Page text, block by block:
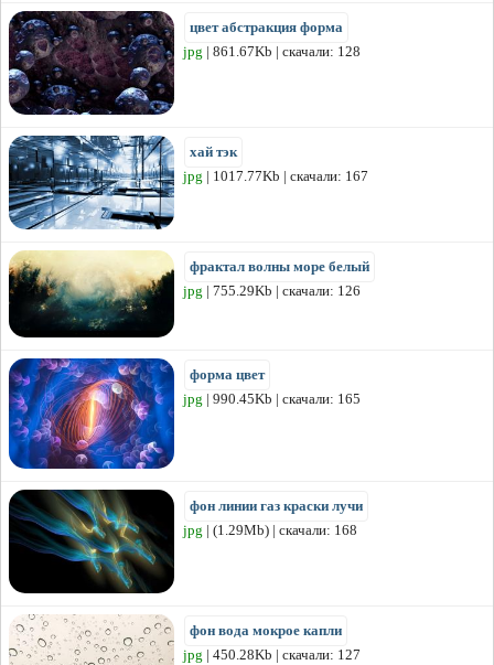
цвет абстракция форма
jpg | 861.67Kb | скачали: 128
хай тэк
jpg | 1017.77Kb | скачали: 167
фрактал волны море белый
jpg | 755.29Kb | скачали: 126
форма цвет
jpg | 990.45Kb | скачали: 165
фон линии газ краски лучи
jpg | (1.29Mb) | скачали: 168
фон вода мокрое капли
jpg | 450.28Kb | скачали: 127